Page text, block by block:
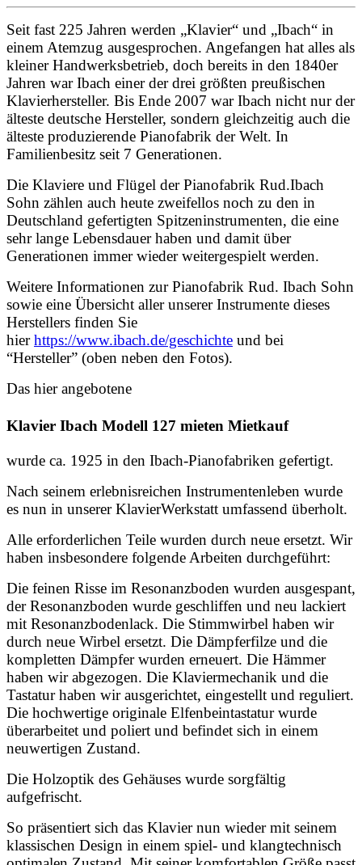
Seit fast 225 Jahren werden „Klavier“ und „Ibach“ in
einem Atemzug ausgesprochen. Angefangen hat alles als
kleiner Handwerksbetrieb, doch bereits in den 1840er
Jahren war Ibach einer der drei größten preußischen
Klavierhersteller. Bis Ende 2007 war Ibach nicht nur der
älteste deutsche Hersteller, sondern gleichzeitig auch die
älteste produzierende Pianofabrik der Welt. In
Familienbesitz seit 7 Generationen.
Die Klaviere und Flügel der Pianofabrik Rud.Ibach
Sohn zählen auch heute zweifellos noch zu den in
Deutschland gefertigten Spitzeninstrumenten, die eine
sehr lange Lebensdauer haben und damit über
Generationen immer wieder weitergespielt werden.
Weitere Informationen zur Pianofabrik Rud. Ibach Sohn
sowie eine Übersicht aller unserer Instrumente dieses
Herstellers finden Sie
hierhttps://www.ibach.de/geschichte und bei
“Hersteller” (oben neben den Fotos).
Das hier angebotene
Klavier Ibach Modell 127 mieten Mietkauf
wurde ca. 1925 in den Ibach-Pianofabriken gefertigt.
Nach seinem erlebnisreichen Instrumentenleben wurde
es nun in unserer KlavierWerkstatt umfassend überholt.
Alle erforderlichen Teile wurden durch neue ersetzt. Wir
haben insbesondere folgende Arbeiten durchgeführt:
Die feinen Risse im Resonanzboden wurden ausgespant,
der Resonanzboden wurde geschliffen und neu lackiert
mit Resonanzbodenlack. Die Stimmwirbel haben wir
durch neue Wirbel ersetzt. Die Dämpferfilze und die
kompletten Dämpfer wurden erneuert. Die Hämmer
haben wir abgezogen. Die Klaviermechanik und die
Tastatur haben wir ausgerichtet, eingestellt und reguliert.
Die hochwertige originale Elfenbeintastatur wurde
überarbeitet und poliert und befindet sich in einem
neuwertigen Zustand.
Die Holzoptik des Gehäuses wurde sorgfältig
aufgefrischt.
So präsentiert sich das Klavier nun wieder mit seinem
klassischen Design in einem spiel- und klangtechnisch